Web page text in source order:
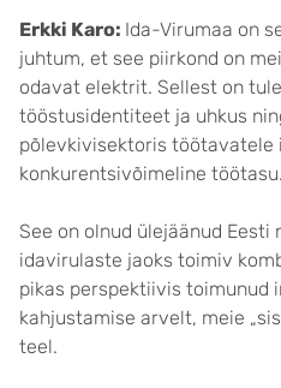
Erkki Karo: Ida-Virumaa on
juhtum, et see piirkond on
odavat elektrit. Sellest on
tööstusidentiteet ja uhkus
põlevkivisektoris töötavatele
konkurentsivõimeline töötasu.
See on olnud ülejäänud Eesti
idavirulaste jaoks toimiv
pikas perspektiivis toimunud
kahjustamise arvelt, meie
teel.